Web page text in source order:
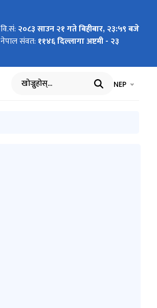
वि.सं: २०८३ साउन २१ गते बिहीबार, २३:५९ बजे
नेपाल संवत: ११४६ दिल्लागा अष्टमी - २३
खोज्नुहोस् भाषा चयन
NEP